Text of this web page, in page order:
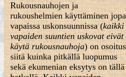
Rukousnauhojen ja
rukoushelmien käyttäminen jopa
vapaissa uskonsuunnissa (kaikki
vapaiden suuntien uskovat eivät
käytä rukousnauhoja) on osoitus
siitä kuinka pitkällä luopumus
sekä ekumenian eksytys on tällä